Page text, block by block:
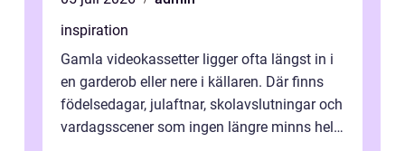
inspiration
Gamla videokassetter ligger ofta längst in i
en garderob eller nere i källaren. Där finns
födelsedagar, julaftnar, skolavslutningar och
vardagsscener som ingen längre minns helt.